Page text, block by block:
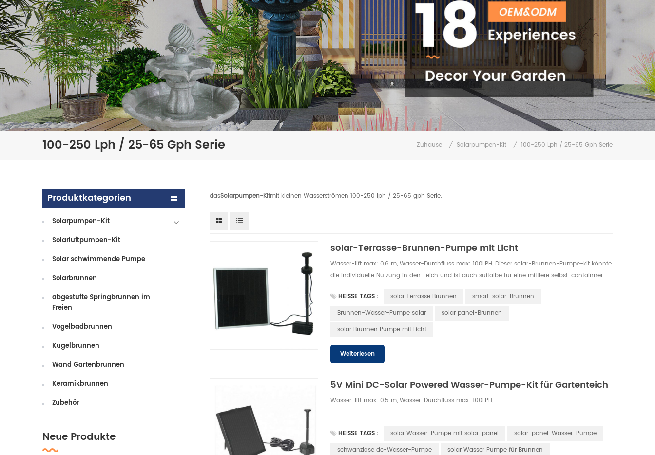
100-250 Lph / 25-65 Gph Serie Zuhause / Solarpumpen-Kit / 100-250 Lph / 25-65 Gph Serie
Produktkategorien
Solarpumpen-Kit
Solarluftpumpen-Kit
Solar schwimmende Pumpe
Solarbrunnen
abgestufte Springbrunnen im
Freien
Vogelbadbrunnen
Kugelbrunnen
Wand Gartenbrunnen
Keramikbrunnen
Zubehör
Neue Produkte
dasSolarpumpen-Kitmit kleinen Wasserströmen 100-250 lph / 25-65 gph Serie.
solar-Terrasse-Brunnen-Pumpe mit Licht
Wasser-lift max: 0,6 m, Wasser-Durchfluss max: 100LPH, Dieser solar-Brunnen-Pumpe-kit könnte
die individuelle Nutzung in den Teich und ist auch suitalbe für eine mittlere selbst-containner-
HEISSE TAGS :
solar Terrasse Brunnen
smart-solar-Brunnen
Brunnen-Wasser-Pumpe solar
solar panel-Brunnen
solar Brunnen Pumpe mit Licht
Weiterlesen
5V Mini DC-Solar Powered Wasser-Pumpe-Kit für Gartenteich
Wasser-lift max: 0,5 m, Wasser-Durchfluss max: 100LPH,
HEISSE TAGS : solar Wasser-Pumpe mit solar-panel
solar-panel-Wasser-Pumpe
schwanzlose dc-Wasser-Pumpe
solar Wasser Pumpe für Brunnen